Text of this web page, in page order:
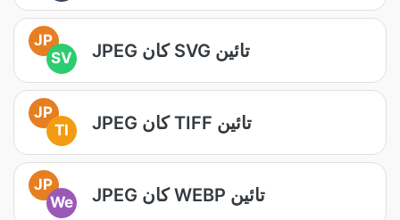
JP
SV
JPEG کان SVG تائين
JP
TI
JPEG کان TIFF تائين
JP
We
JPEG کان WEBP تائين